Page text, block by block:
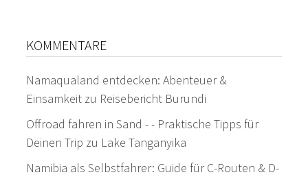
KOMMENTARE
Namaqualand entdecken: Abenteuer &
Einsamkeit zu Reisebericht Burundi
Offroad fahren in Sand - - Praktische Tipps für
Deinen Trip zu Lake Tanganyika
Namibia als Selbstfahrer: Guide für C-Routen & D-